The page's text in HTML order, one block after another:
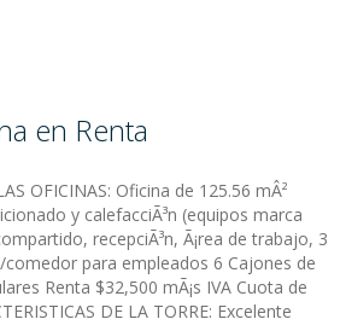
en Renta
OFICINAS: Oficina de 125.56 mÂ²
y calefacciÃ³n (equipos marca
recepciÃ³n, Ã¡rea de trabajo, 3
para empleados 6 Cajones de
Renta $32,500 mÃ¡s IVA Cuota de
DE LA TORRE: Excelente